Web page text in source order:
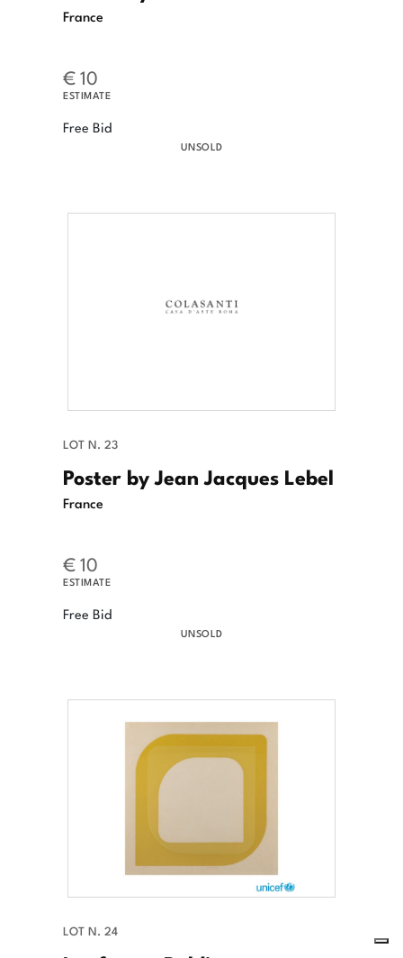
France
€ 10
ESTIMATE
Free Bid
UNSOLD
LOT N. 23
Poster by Jean Jacques Lebel
France
€ 10
ESTIMATE
Free Bid
UNSOLD
LOT N. 24